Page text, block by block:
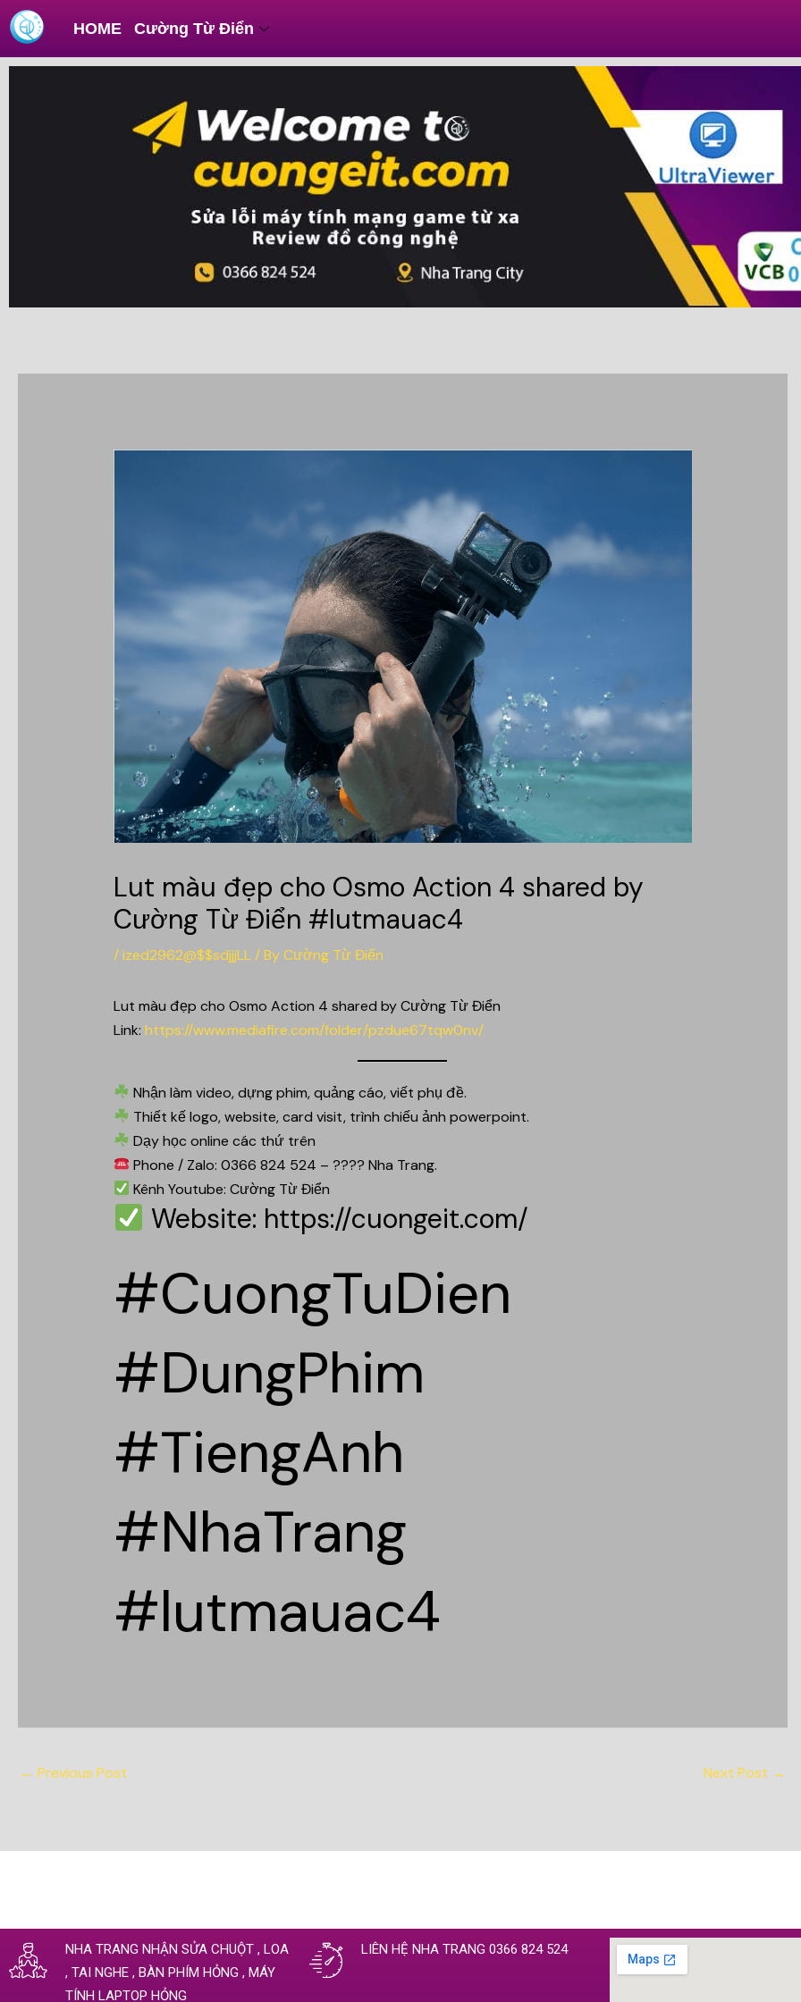
Skip
to
content
HOME Cường Từ Điển
Lut màu đẹp cho Osmo Action 4 shared by
Cường Từ Điển #lutmauac4
/ized2962@$$sdjjjLL/ ByCường Từ Điển
Lut màu đẹp cho Osmo Action 4 shared by Cường Từ Điển
Link: https://www.mediafire.com/folder/pzdue67tqw0nv/
Nhận làm video, dựng phim, quảng cáo, viết phụ đề.
Thiết kế logo, website, card visit, trình chiếu ảnh powerpoint.
Dạy học online các thứ trên
Phone / Zalo: 0366 824 524 – ???? Nha Trang.
Kênh Youtube: Cường Từ Điển
Website: https://cuongeit.com/
#CuongTuDien
#DungPhim
#TiengAnh
#NhaTrang
#lutmauac4
Post
navigation
← Previous Post Next Post →
NHA TRANG NHẬN SỬA CHUỘT , LOA
, TAI NGHE , BÀN PHÍM HỎNG , MÁY
TÍNH LAPTOP HỎNG
LIÊN HỆ NHA TRANG 0366 824 524